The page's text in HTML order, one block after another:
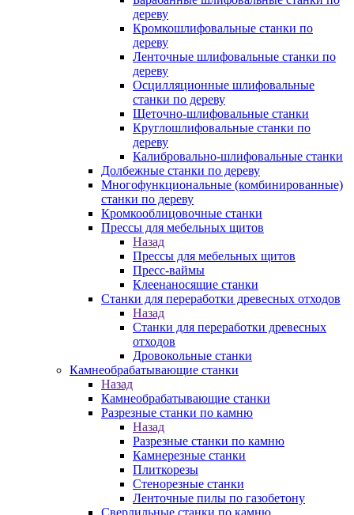
дереву
Кромкошлифовальные станки по
дереву
Ленточные шлифовальные станки по
дереву
Осцилляционные шлифовальные
станки по дереву
Щеточно-шлифовальные станки
Круглошлифовальные станки по
дереву
Калибровально-шлифовальные станки
Долбежные станки по дереву
Многофункциональные (комбинированные)
станки по дереву
Кромкооблицовочные станки
Прессы для мебельных щитов
Назад
Прессы для мебельных щитов
Пресс-ваймы
Клеенаносящие станки
Станки для переработки древесных отходов
Назад
Станки для переработки древесных
отходов
Дровокольные станки
Камнеобрабатывающие станки
Назад
Камнеобрабатывающие станки
Разрезные станки по камню
Назад
Разрезные станки по камню
Камнерезные станки
Плиткорезы
Стенорезные станки
Ленточные пилы по газобетону
Сверлильные станки по камню